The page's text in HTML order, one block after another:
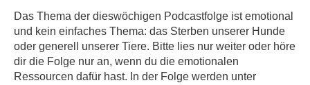
Das Thema der dieswöchigen Podcastfolge ist emotional
und kein einfaches Thema: das Sterben unserer Hunde
oder generell unserer Tiere. Bitte lies nur weiter oder höre
dir die Folge nur an, wenn du die emotionalen
Ressourcen dafür hast. In der Folge werden unter